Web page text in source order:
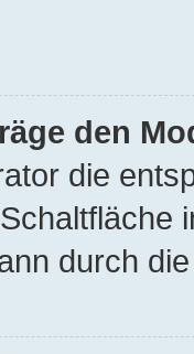
den
die
durch